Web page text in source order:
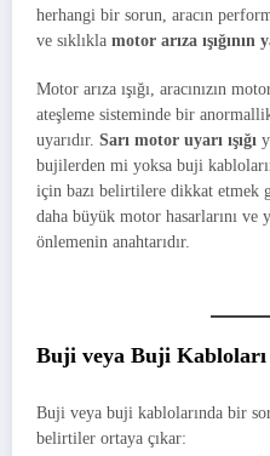
herhangi bir sorun, aracın
ve sıklıkla motor arıza ışığının
Motor arıza ışığı, aracınızın
ateşleme sisteminde bir
uyarıdır. Sarı motor uyarı ışığı
bujilerden mi yoksa buji
için bazı belirtilere dikkat etmek
daha büyük motor hasarlarını
önlemenin anahtarıdır.
Buji veya Buji Kabloları
Buji veya buji kablolarında bir
belirtiler ortaya çıkar: